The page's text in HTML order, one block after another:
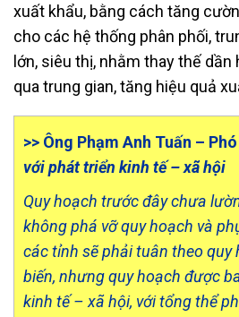
xuất khẩu, bằng cách tăng
cho các hệ thống phân phối,
lớn, siêu thị, nhằm thay thế
qua trung gian, tăng hiệu quả
>> Ông Phạm Anh Tuấn –
với phát triển kinh tế – xã hội
Quy hoạch trước đây chưa
không phá vỡ quy hoạch và
các tỉnh sẽ phải tuân theo quy
biến, nhưng quy hoạch được
kinh tế – xã hội, với tổng thể